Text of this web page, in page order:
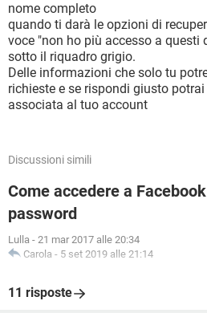
nome completo
quando ti darà le opzioni di
voce "non ho più accesso a questi
sotto il riquadro grigio.
Delle informazioni che solo tu
richieste e se rispondi giusto
associata al tuo account
Discussioni simili
Come accedere a
password
Lulla - 21 mar 2017 alle 20:34
Carola - 5 set 2019 alle 21:14
11 risposte